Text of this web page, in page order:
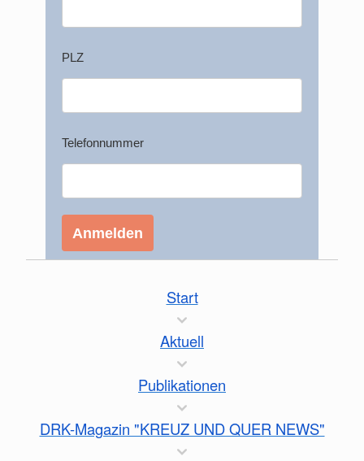
PLZ
Telefonnummer
Anmelden
Start
Aktuell
Publikationen
DRK-Magazin "KREUZ UND QUER NEWS"